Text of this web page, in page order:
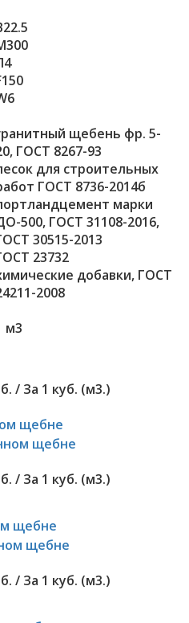
щебень фр. 5-
ГОСТ 8267-93
для строительных
ГОСТ 8736-2014б
марки
500, ГОСТ 31108-2016,
30515-2013
23732
добавки, ГОСТ
2008
м3
/ За 1 куб. (м3.)
щебне
/ За 1 куб. (м3.)
щебне
/ За 1 куб. (м3.)